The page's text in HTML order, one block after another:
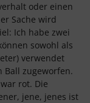
oder einen
Sache wird
Ich habe zwei
sowohl als
verwendet
Ball zugeworfen.
rot. Die
jene, jenes ist